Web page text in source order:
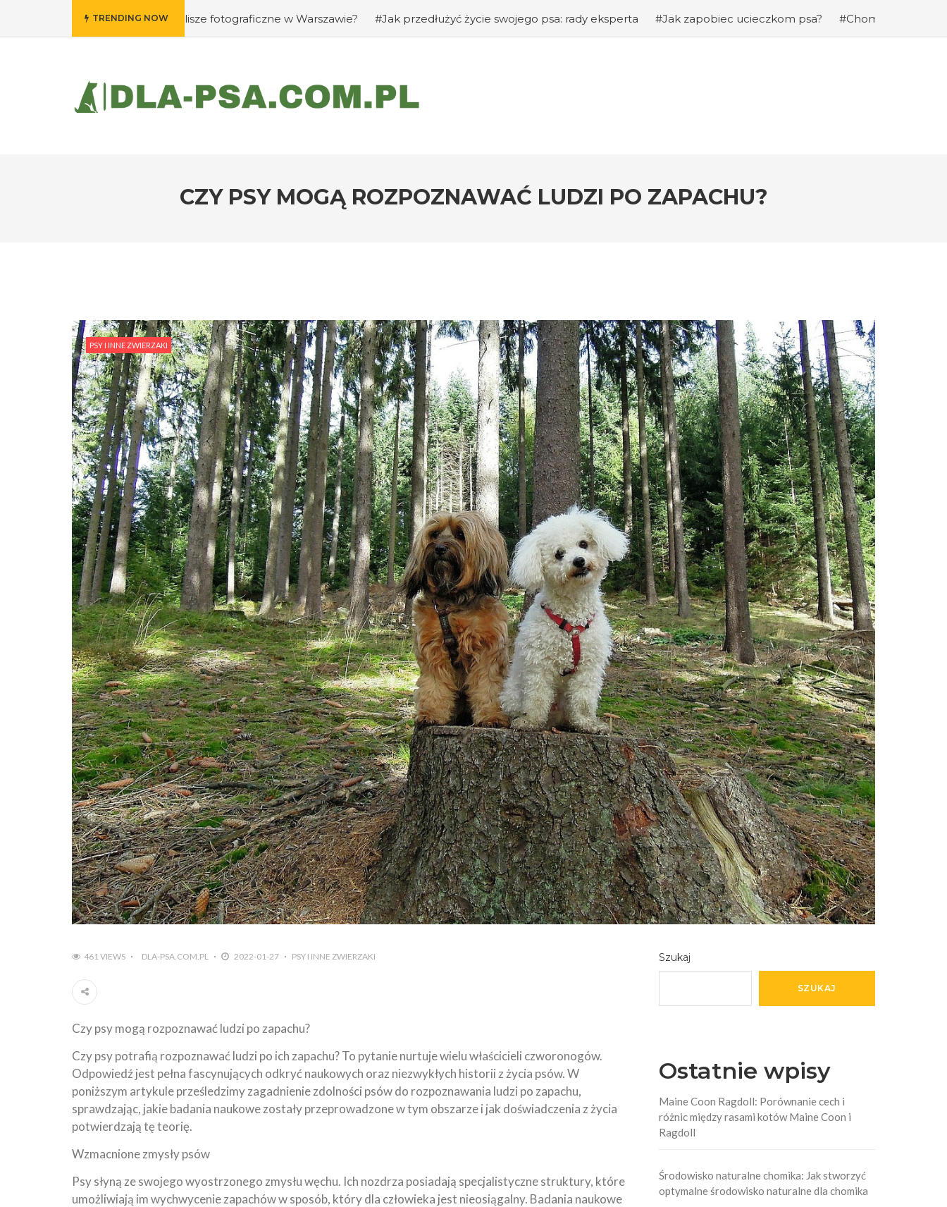
TRENDING NOW
wywołać swoje klisze fotograficzne w Warszawie? #Jak przedłużyć życie swojego psa: rady eksperta #Jak zapobiec ucieczkom psa? #Chomiki Dżungarskie Cena:
CZY PSY MOGĄ ROZPOZNAWAĆ LUDZI PO ZAPACHU?
PSY I INNE ZWIERZAKI
461 VIEWS DLA-PSA.COM.PL 2022-01-27 PSY I INNE ZWIERZAKI
Czy psy mogą rozpoznawać ludzi po zapachu?
Czy psy potrafią rozpoznawać ludzi po ich zapachu? To pytanie nurtuje wielu właścicieli czworonogów.
Odpowiedź jest pełna fascynujących odkryć naukowych oraz niezwykłych historii z życia psów. W
poniższym artykule prześledzimy zagadnienie zdolności psów do rozpoznawania ludzi po zapachu,
sprawdzając, jakie badania naukowe zostały przeprowadzone w tym obszarze i jak doświadczenia z życia
potwierdzają tę teorię.
Wzmacnione zmysły psów
Psy słyną ze swojego wyostrzonego zmysłu węchu. Ich nozdrza posiadają specjalistyczne struktury, które
umożliwiają im wychwycenie zapachów w sposób, który dla człowieka jest nieosiągalny. Badania naukowe
Szukaj
SZUKAJ
Ostatnie wpisy
Maine Coon Ragdoll: Porównanie cech i
różnic między rasami kotów Maine Coon i
Ragdoll
Środowisko naturalne chomika: Jak stworzyć
optymalne środowisko naturalne dla chomika